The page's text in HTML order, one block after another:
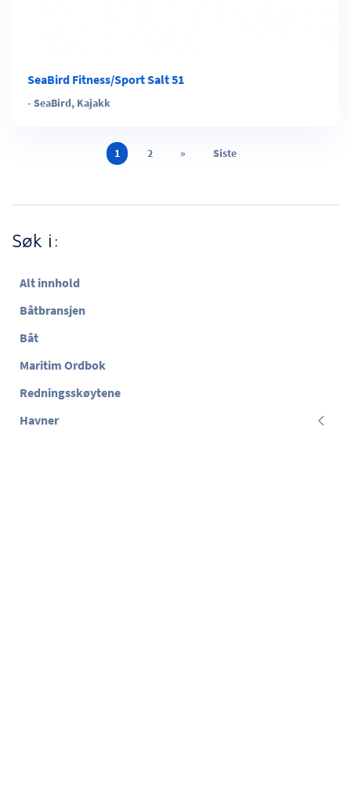
SeaBird Fitness/Sport Salt 51
- SeaBird, Kajakk
1 2 » Siste
Søk i:
Alt innhold
Båtbransjen
Båt
Maritim Ordbok
Redningsskøytene
Havner